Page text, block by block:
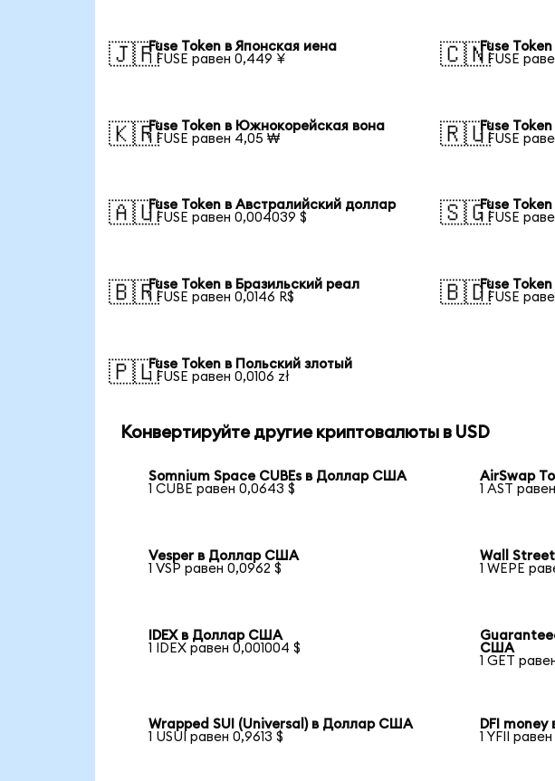
🇯🇵Fuse Token в Японская иена
1 FUSE равен 0,449 ¥
🇨🇳Fuse
1 FUSE
🇰🇷Fuse Token в Южнокорейская вона
1 FUSE равен 4,05 ₩
🇷🇺Fuse
1 FUSE
🇦🇺Fuse Token в Австралийский доллар
1 FUSE равен 0,004039 $
🇸🇬Fuse
1 FUSE
🇧🇷Fuse Token в Бразильский реал
1 FUSE равен 0,0146 R$
🇧🇩Fuse
1 FUSE
🇵🇱Fuse Token в Польский злотый
1 FUSE равен 0,0106 zł
Конвертируйте другие криптовалюты в USD
Somnium Space CUBEs в Доллар США
1 CUBE равен 0,0643 $
AirSwap
1 AST
Vesper в Доллар США
1 VSP равен 0,0962 $
Wall
1 WEPE
IDEX в Доллар США
1 IDEX равен 0,001004 $
США
1 GET
Wrapped SUI (Universal) в Доллар США
1 USUI равен 0,9613 $
DFI
1 YFII